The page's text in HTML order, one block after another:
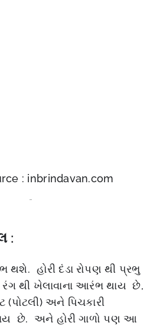
: inbrindavan.com
:
હોરી દંડા રોપણ થી પ્રભુ
થી ખેલાવાના આરંભ થાય છે,
અને પિચકારી
છે. અને હોરી ગાળો પણ આ